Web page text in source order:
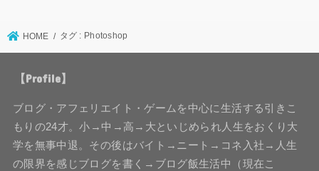
HOME タグ : Photoshop
【Profile】
ブログ・アフェリエイト・ゲームを中心に生活する引きこ
もりの24才。小→中→高→大といじめられ人生をおくり大
学を無事中退。その後はバイト→ニート→コネ入社→人生
の限界を感じブログを書く→ブログ飯生活中（現在こ